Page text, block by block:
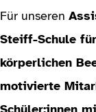
Für unseren
Steiff-Schule
körperlichen
motivierte